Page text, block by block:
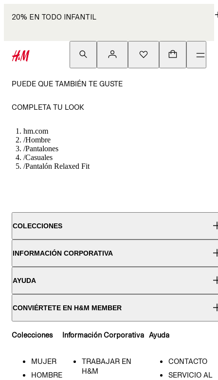
20% EN TODO INFANTIL
PUEDE QUE TAMBIÉN TE GUSTE
COMPLETA TU LOOK
hm.com
/Hombre
/Pantalones
/Casuales
/Pantalón Relaxed Fit
COLECCIONES
INFORMACIÓN CORPORATIVA
AYUDA
CONVIÉRTETE EN H&M MEMBER
Colecciones
MUJER
HOMBRE
Información Corporativa
TRABAJAR EN
H&M
Ayuda
CONTACTO
SERVICIO AL